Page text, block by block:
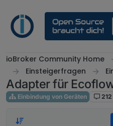
ioBroker Community Home
Einsteigerfragen
Adapter für
Einbindung von Geräten 212